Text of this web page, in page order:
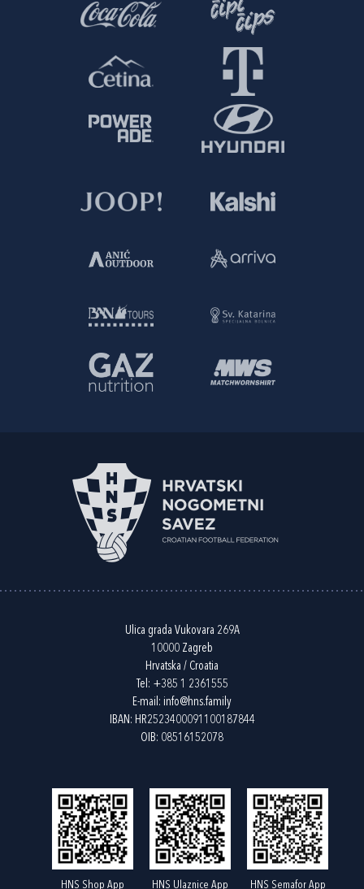
Ulica grada Vukovara 269A
10000 Zagreb
Hrvatska / Croatia
Tel: +385 1 2361555
E-mail: info@hns.family
IBAN: HR2523400091100187844
OIB: 08516152078
HNS Shop App HNS Ulaznice App HNS Semafor App